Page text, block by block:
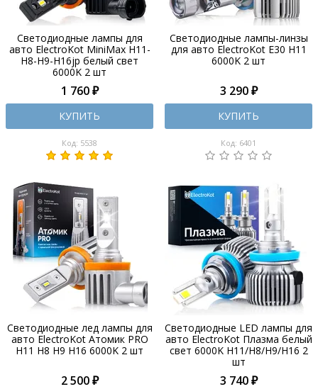
Светодиодные лампы для
авто ElectroKot MiniMax H11-
H8-H9-H16jp белый свет
6000K 2 шт
1 760 ₽
КУПИТЬ
Код: 5538
Светодиодные лампы-линзы
для авто ElectroKot E30 H11
6000K 2 шт
3 290 ₽
КУПИТЬ
Код: 6401
Светодиодные лед лампы для
авто ElectroKot Атомик PRO
H11 H8 H9 H16 6000K 2 шт
2 500 ₽
Светодиодные LED лампы для
авто ElectroKot Плазма белый
свет 6000K H11/H8/H9/H16 2
шт
3 740 ₽